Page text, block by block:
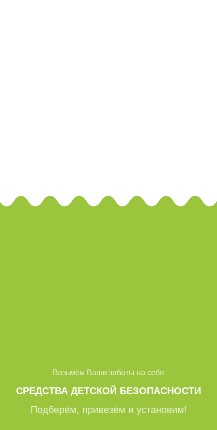
Возьмём Ваши заботы на себя
СРЕДСТВА ДЕТСКОЙ БЕЗОПАСНОСТИ
Подберём, привезём и установим!